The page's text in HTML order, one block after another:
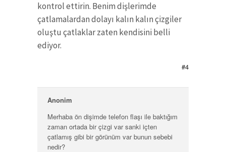
kontrol ettirin. Benim dişlerimde
çatlamalardan dolayı kalın kalın çizgiler
oluştu çatlaklar zaten kendisini belli
ediyor.
#4
Anonim
Merhaba ön dişimde telefon flaşı ile baktığım
zaman ortada bir çizgi var sanki içten
çatlamış gibi bir görünüm var bunun sebebi
nedir?